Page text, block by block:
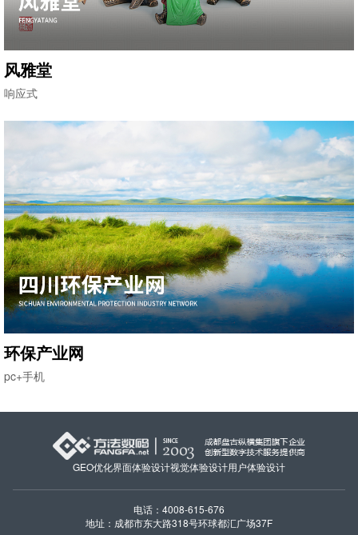
风雅堂
响应式
环保产业网
pc+手机
GEO优化界面体验设计视觉体验设计用户体验设计
电话：4008-615-676
地址：成都市东大路318号环球都汇广场37F